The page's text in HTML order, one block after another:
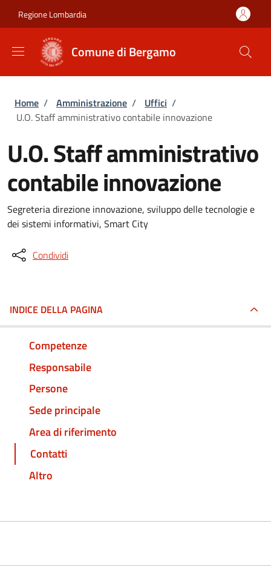
Regione Lombardia
Comune di Bergamo
Briciole di pane
Home / Amministrazione / Uffici /
U.O. Staff amministrativo contabile innovazione
U.O. Staff amministrativo
contabile innovazione
Segreteria direzione innovazione, sviluppo delle tecnologie e
dei sistemi informativi, Smart City
Condividi
INDICE DELLA PAGINA
Competenze
Responsabile
Persone
Sede principale
Area di riferimento
Contatti
Altro